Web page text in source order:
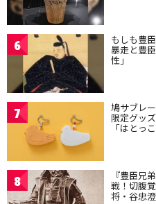
6 もしも豊
暴走と豊
性」
7 鳩サブレ
限定グッ
「はとっこ
8 『豊臣兄
戦！切腹
将・谷忠